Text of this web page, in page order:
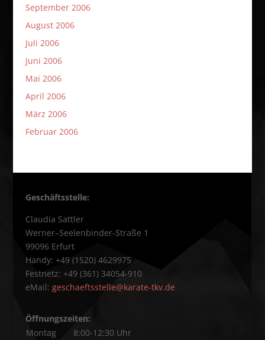
September 2006
August 2006
Juli 2006
Juni 2006
Mai 2006
April 2006
März 2006
Februar 2006
Geschäftsstelle:
Claudia Sattler
Werner–Seelenbinder-Straße 1
99096 Erfurt
Handy: +49 (1520) 4629975
Festnetz: +49 (361) 34054-910
eMail: geschaeftsstelle@karate-tkv.de
Öffnungszeiten:
Montag
8:00-12:30 Uhr